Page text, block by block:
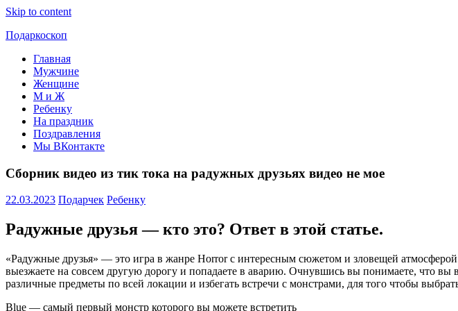
Skip to content
Подаркоскоп
Поможем
выбрать
подарить
Главная
Мужчине
Женщине
М и Ж
Ребенку
На праздник
Поздравления
Мы ВКонтакте
Сборник видео из тик тока на радужных друзьях видео не мое
22.03.2023 Подарчек Ребенку
Радужные друзья — кто это? Ответ в этой статье.
«Радужные друзья» — это игра в жанре Horror с интересным сюжетом и зловещей
выезжаете на совсем другую дорогу и попадаете в аварию. Очнувшись вы понимаете, что
различные предметы по всей локации и избегать встречи с монстрами, для того чтобы
Blue — самый первый монстр которого вы можете встретить